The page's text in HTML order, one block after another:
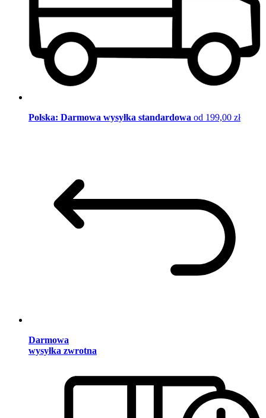
Polska: Darmowa wysyłka standardowa od 199,00 zł
Darmowa
wysyłka zwrotna